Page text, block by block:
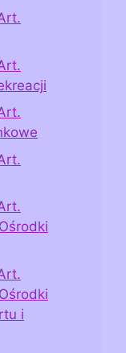
i